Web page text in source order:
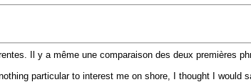
Il y a même une comparaison des deux premières
particular to interest me on shore, I thought I would